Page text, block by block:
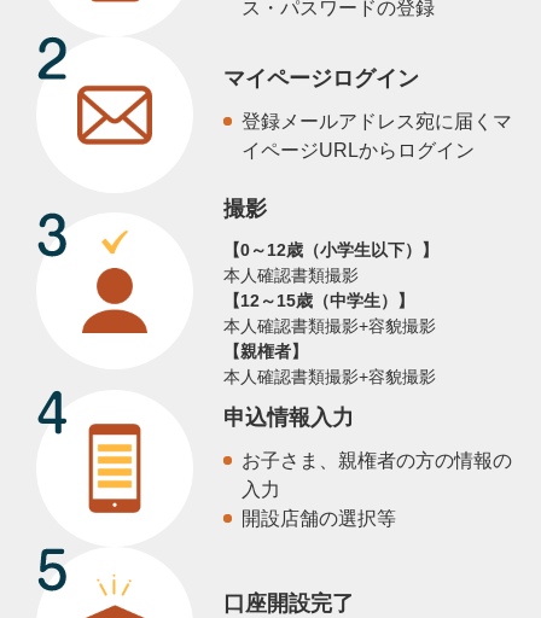
ス・パスワードの登録
マイページログイン
登録メールアドレス宛に届くマ
イページURLからログイン
撮影
【0～12歳（小学生以下）】
本人確認書類撮影
【12～15歳（中学生）】
本人確認書類撮影+容貌撮影
【親権者】
本人確認書類撮影+容貌撮影
申込情報入力
お子さま、親権者の方の情報の
入力
開設店舗の選択等
口座開設完了